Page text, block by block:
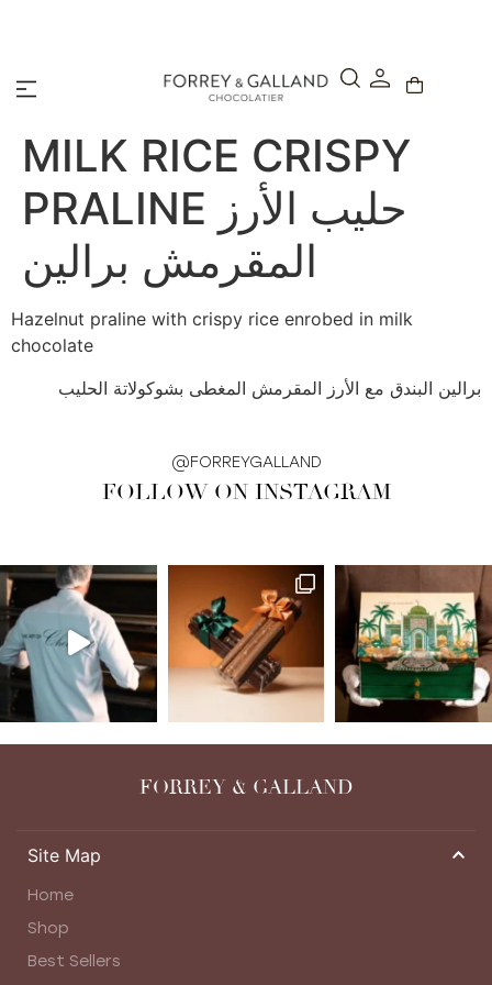
MILK RICE CRISPY
PRALINE حليب الأرز
المقرمش برالين
Hazelnut praline with crispy rice enrobed in milk
chocolate
برالين البندق مع الأرز المقرمش المغطى بشوكولاتة الحليب
@FORREYGALLAND
FOLLOW ON INSTAGRAM
FORREY & GALLAND
Site Map
Home
Shop
Best Sellers